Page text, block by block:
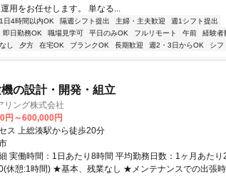
用をお任せします。 単なる...
1日4時間以内OK 隔週シフト提出 主婦・主夫歓迎
週1シフト提出
即日勤務OK 職場見学可 平日のみOK フルリモート 午前
経験者
し 夕方 在宅OK ブランクOK 長期歓迎 週2・3日からOK シフ
の設計・開発・組立
リング株式会社
円～600,000円
ス 上総湊駅から徒歩20分
実働時間：1日あたり8時間 平均勤務日数：1ヶ月あたり
休憩:1時間) ★基本、残業なし ★メンテナンスでの出張